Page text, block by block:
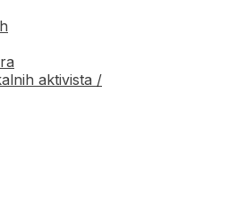
aktivista /